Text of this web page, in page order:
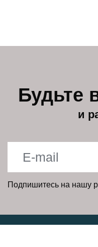
Будьте
и
Подпишитесь на нашу